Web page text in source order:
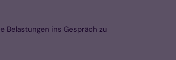
Belastungen ins Gespräch zu